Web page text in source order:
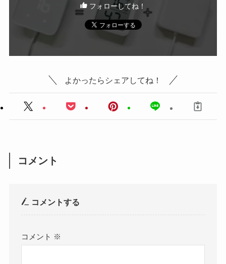
フォローしてね！
よかったらシェアしてね！
コメント
コメントする
コメント ※